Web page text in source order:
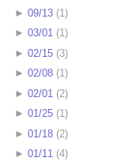
► 09/13(1 )
► 03/01(1)
► 02/15(3)
► 02/08(1)
► 02/01 (2)
► 01/25(1)
► 01/18(2)
► 01/11(4)